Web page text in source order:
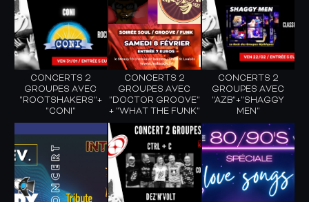
CONCERTS 2
GROUPES AVEC
"ROOTSHAKERS"+
"CONI"
CONCERTS 2
GROUPES AVEC
"DOCTOR GROOVE"
+ "WHAT THE FUNK"
CONCERTS 2
GROUPES AVEC
"AZB"+"SHAGGY
MEN"